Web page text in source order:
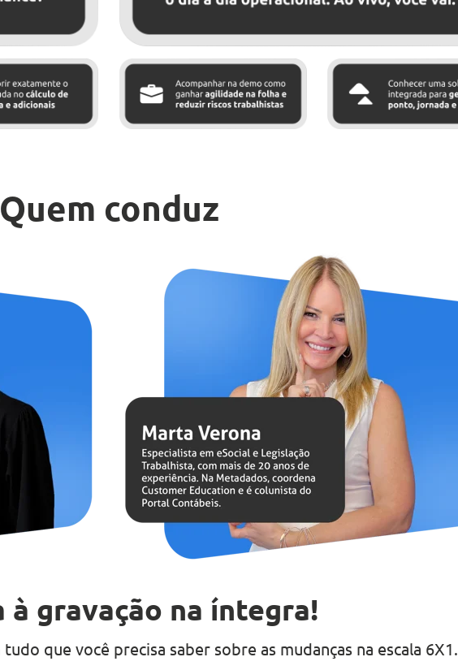
Quem conduz
à gravação na íntegra!
que você precisa saber sobre as mudanças na escala 6X1.